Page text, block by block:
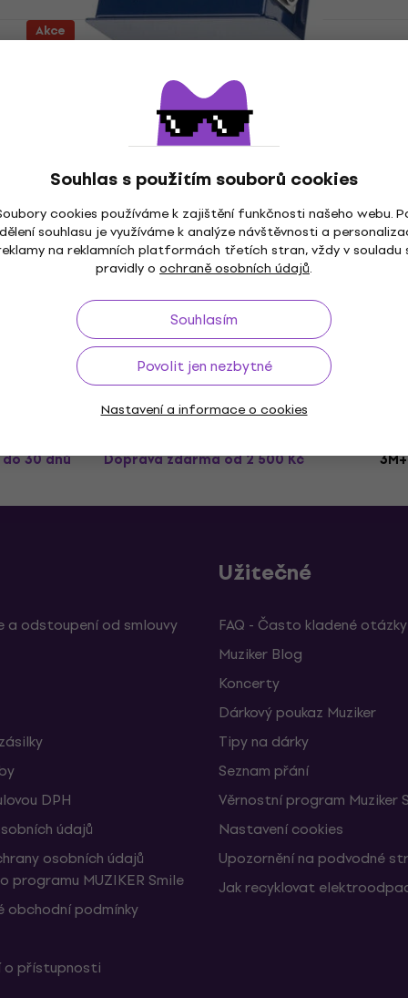
Souhlas s použitím souborů cookies
cookies používáme k zajištění funkčnosti našeho webu.
souhlasu je využíváme k analýze návštěvnosti a
na reklamních platformách třetích stran, vždy v souladu
pravidly o ochraně osobních údajů.
Souhlasím
Povolit jen nezbytné
Nastavení a informace o cookies
Mikrofonní předzesilovač
4 721 Kč
Akce
Cloud Microphones Cloud JRS-34-P
Páskový mikrofon
37 590 Kč 43 690 Kč
- 14 %
Jen na objednávku
30 dnů Doprava zdarmaod 2 500 Kč
a odstoupení od smlouvy
DPH
údajů
osobních údajů
programu MUZIKER Smile
obchodní podmínky
o přístupnosti
Užitečné
FAQ - Často kladené otázky
Muziker Blog
Koncerty
Dárkový poukaz Muziker
Tipy na dárky
Seznam přání
Věrnostní program Muziker
Nastavení cookies
Upozornění na podvodné
Jak recyklovat